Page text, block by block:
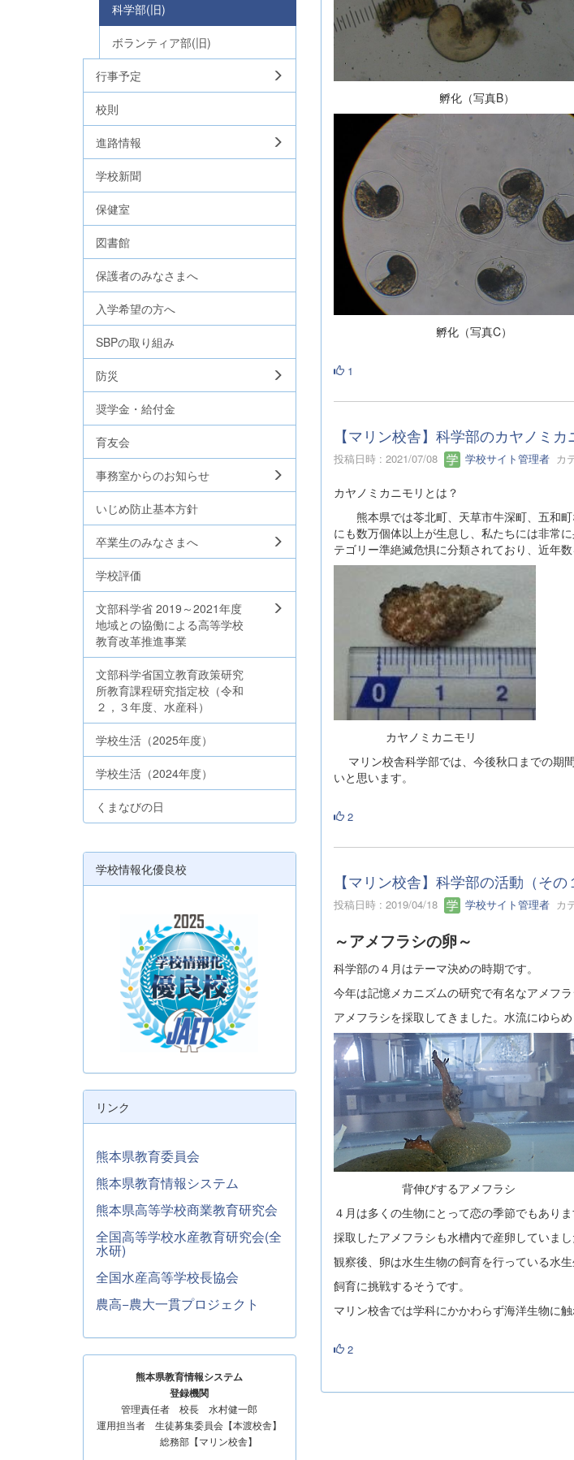
孵化（写真B）
孵化（写真C）
1
【マリン校舎】科学部のカヤノミ
投稿日時 : 2021/07/08 学校サイト管理者カ
カヤノミカニモリとは？
熊本県では苓北町、天草市牛深町、五和町
にも数万個体以上が生息し、私たちには非常
テゴリー準絶滅危惧に分類されており、近年数
カヤノミカニモリ
マリン校舎科学部では、今後秋口までの期
いと思います。
2
【マリン校舎】科学部の活動（その
投稿日時 : 2019/04/18 学校サイト管理者カ
～アメフラシの卵～
科学部の４月はテーマ決めの時期です。
今年は記憶メカニズムの研究で有名なアメフ
アメフラシを採取してきました。水流にゆら
背伸びするアメフラシ オ
４月は多くの生物にとって恋の季節でもありま
採取したアメフラシも水槽内で産卵していま
観察後、卵は水生生物の飼育を行っている水
飼育に挑戦するそうです。
マリン校舎では学科にかかわらず海洋生物に
2
科学部(旧)
ボランティア部(旧)
行事予定
校則
進路情報
学校新聞
保健室
図書館
保護者のみなさまへ
入学希望の方へ
SBPの取り組み
防災
奨学金・給付金
育友会
事務室からのお知らせ
いじめ防止基本方針
卒業生のみなさまへ
学校評価
文部科学省 2019～2021年度
地域との協働による高等学校
教育改革推進事業
文部科学省国立教育政策研究
所教育課程研究指定校（令和
２，３年度、水産科）
学校生活（2025年度）
学校生活（2024年度）
くまなびの日
学校情報化優良校
リンク
熊本県教育委員会
熊本県教育情報システム
熊本県高等学校商業教育研究会
全国高等学校水産教育研究会(全
水研)
全国水産高等学校長協会
農高−農大一貫プロジェクト
熊本県教育情報システム
登録機関
管理責任者 校長 水村健一郎
運用担当者 生徒募集委員会【本渡校舎】
総務部【マリン校舎】